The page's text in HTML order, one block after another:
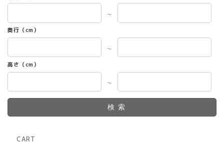
～
奥行（cm）
～
高さ（cm）
～
検索
CART